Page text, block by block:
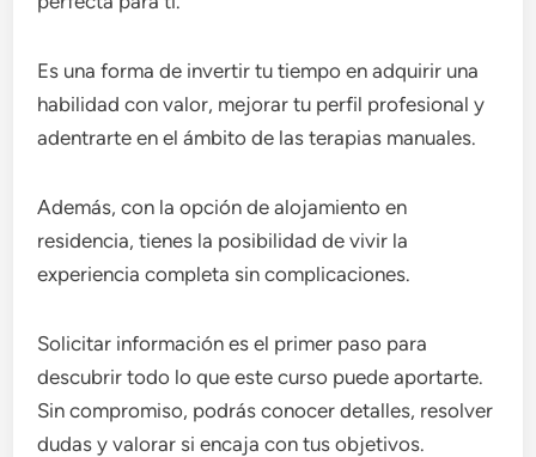
Es una forma de invertir tu tiempo en adquirir una
habilidad con valor, mejorar tu perfil profesional y
adentrarte en el ámbito de las terapias manuales.
Además, con la opción de alojamiento en
residencia, tienes la posibilidad de vivir la
experiencia completa sin complicaciones.
Solicitar información es el primer paso para
descubrir todo lo que este curso puede aportarte.
Sin compromiso, podrás conocer detalles, resolver
dudas y valorar si encaja con tus objetivos.